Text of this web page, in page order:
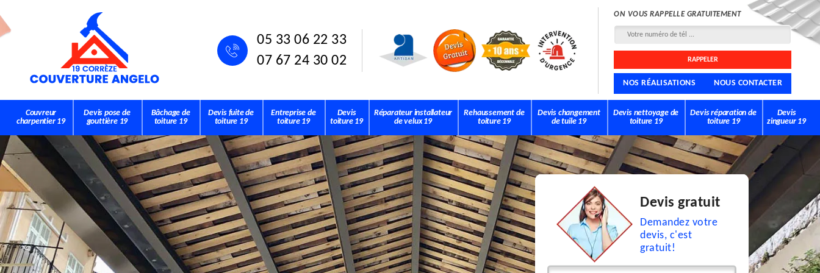
05 33 06 22 33
07 67 24 30 02
ON VOUS RAPPELLE GRATUITEMENT
NOS RÉALISATIONS NOUS CONTACTER
Couvreur
charpentier 19
Devis pose de
gouttière 19
Bâchage de
toiture 19
Devis fuite de
toiture 19
Entreprise de
toiture 19
Devis
toiture 19
Réparateur installateur
de velux 19
Rehaussement de
toiture 19
Devis changement
de tuile 19
Devis nettoyage de
toiture 19
Devis réparation de
toiture 19
Devis
zingueur 19
Devis gratuit
Demandez votre
devis, c'est
gratuit!